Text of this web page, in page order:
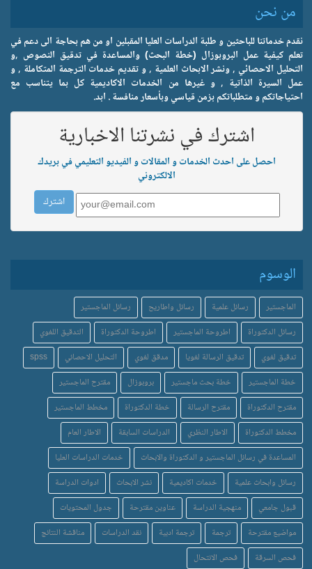
من نحن
نقدم خدماتنا للباحثين و طلبة الدراسات العليا المقبلين او من هم بحاجة الى دعم في
تعلم كيفية عمل البروبوزال (خطة البحث) والمساعدة في تدقيق النصوص ,و
التحليل الاحصائي , ونشر الابحاث العلمية , و تقديم خدمات الترجمة المتكاملة , و
عمل السيرة الذاتية , و غيرها من الخدمات الاكاديمية كل بما يتناسب مع
احتياجاتكم و متطلباتكم بزمن قياسي وبأسعار منافسة . ابد.
اشترك في نشرتنا الاخبارية
احصل على احدث الخدمات و المقالات و الفيديو التعليمي في بريدك
الالكتروني
الوسوم
الماجستير رسائل علمية رسائل واطاريح
رسائل الماجستير
رسائل الدكتوراة
اطروحة الماجستير اطروحة الدكتوراة
التدقيق اللغوي
تدقيق لغوي
تدقيق الرسالة لغويا مدقق لغوي التحليل الاحصائي
spss
خطة الماجستير
خطة بحث ماجستير بروبوزال
مقترح الماجستير
مقترح الدكتوراة
مقترح الرسالة خطة الدكتوراة
مخطط الماجستير
مخطط الدكتوراة
الاطار النظري الدراسات السابقة
الاطار العام
المساعدة في رسائل الماجستير و الدكتوراة والابحاث
خدمات الدراسات العليا
رسائل وابحاث علمية
خدمات اكاديمية نشر الابحاث
ادوات الدراسة
قبول جامعي
منهجية الدراسة عناوين مقترحة
جدول المحتويات
مواضيع مقترحة
ترجمة ترجمة ادبية نقد الدراسات
مناقشة النتائج
فحص السرقة
فحص الانتحال